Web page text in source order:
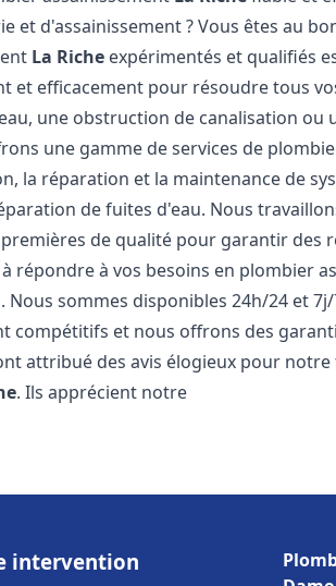
et d'assainissement ? Vous êtes au
La Riche expérimentés et qualifiés
et efficacement pour résoudre tous
une obstruction de canalisation ou
une gamme de services de
la réparation et la maintenance de
de fuites d'eau. Nous
de qualité pour garantir des
répondre à vos besoins en plombier
Nous sommes disponibles 24h/24 et
compétitifs et nous offrons des
attribué des avis élogieux pour
. Ils apprécient notre
intervention